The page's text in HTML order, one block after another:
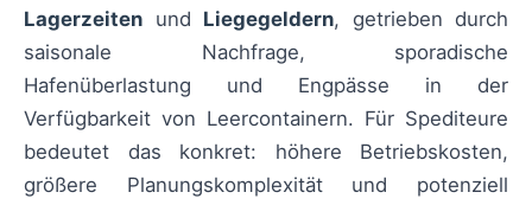
Lagerzeiten und Liegegeldern, getrieben durch
saisonale Nachfrage, sporadische
Hafenüberlastung und Engpässe in der
Verfügbarkeit von Leercontainern. Für Spediteure
bedeutet das konkret: höhere Betriebskosten,
größere Planungskomplexität und potenziell